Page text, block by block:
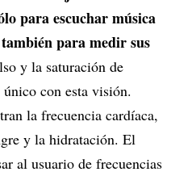
para escuchar música
para medir sus
y la saturación de
con esta visión.
la frecuencia cardíaca,
y la hidratación. El
al usuario de frecuencias